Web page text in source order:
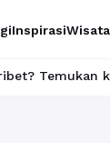
InspirasiWisata
seru